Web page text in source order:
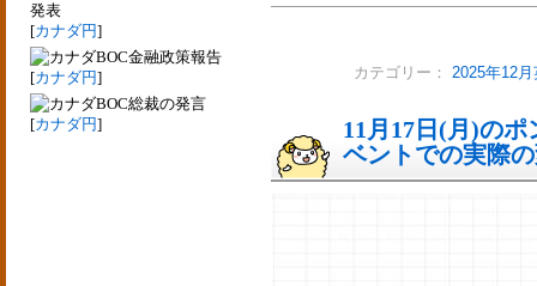
発表
[カナダ円]
BOC金融政策報告
[カナダ円]
BOC総裁の発言
[カナダ円]
カテゴリー： 2025年12
11月17日(月)の
ベントでの実際